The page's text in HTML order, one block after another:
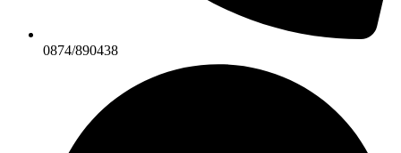
0874/890438